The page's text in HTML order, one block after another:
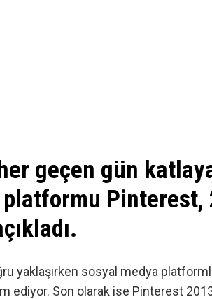
geçen gün
Pinterest,
yaklaşırken sosyal medya
ediyor. Son olarak ise Pinterest